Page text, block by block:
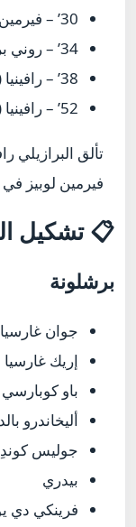
30’ – فيرمين لوبيز (برشلونة) – الهدف الثاني
34’ – روني بردجي (برشلونة) – الهدف الثالث
38’ – رافينيا (برشلونة) – الهدف الرابع
52’ – رافينيا (برشلونة) – الهدف الخامس
تألق البرازيلي
فيرمين لوبيز
📋 تشكيل
برشلونة
جوان غارسيا
إريك غارسيا
باو كوبارسي
أليخاندرو
جوليس كوندِ
بيدري
فرينكي دي